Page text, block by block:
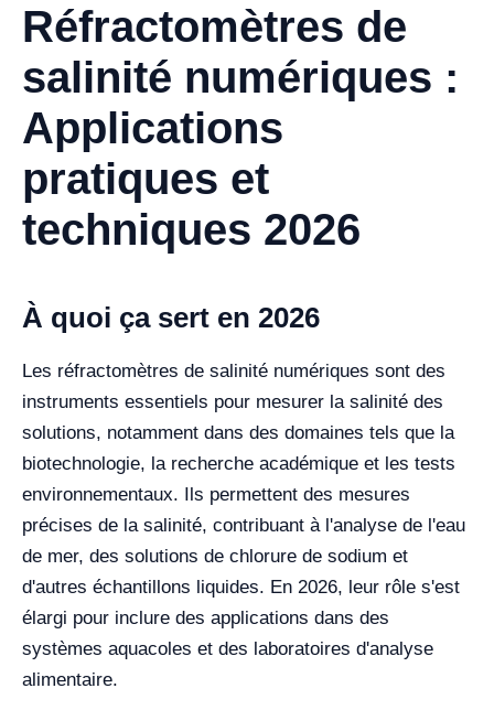
Réfractomètres de
salinité numériques :
Applications
pratiques et
techniques 2026
À quoi ça sert en 2026
Les réfractomètres de salinité numériques sont des
instruments essentiels pour mesurer la salinité des
solutions, notamment dans des domaines tels que la
biotechnologie, la recherche académique et les tests
environnementaux. Ils permettent des mesures
précises de la salinité, contribuant à l'analyse de l'eau
de mer, des solutions de chlorure de sodium et
d'autres échantillons liquides. En 2026, leur rôle s'est
élargi pour inclure des applications dans des
systèmes aquacoles et des laboratoires d'analyse
alimentaire.